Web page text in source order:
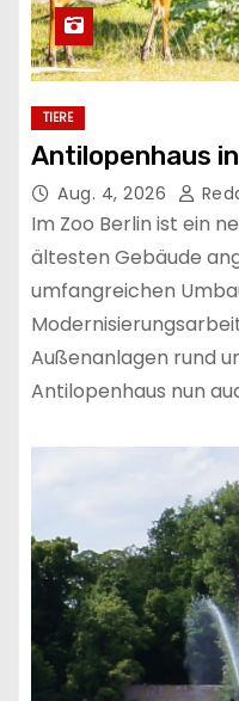
TIERE
Antilopenhaus
Aug. 4, 2026
Im Zoo Berlin ist ein
ältesten Gebäude
umfangreichen
Außenanlagen rund
Antilopenhaus nun